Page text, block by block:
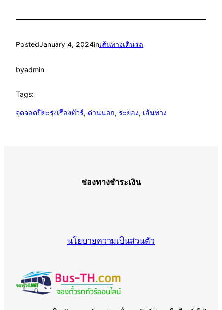
PostedJanuary 4, 2024inเส้นทางเดินรถ
byadmin
Tags:
จุดจอดปิยะรุ่งเรืองทัวร์, ด่านนอก, ระยอง, เส้นทาง
ช่องทางชำระเงิน
นโยบายความเป็นส่วนตัว